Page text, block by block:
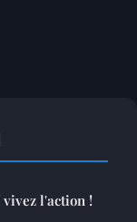
l'action !